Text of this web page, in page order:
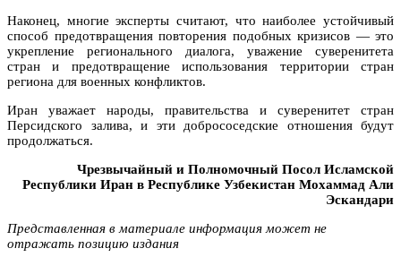
Наконец, многие эксперты считают, что наиболее устойчивый
способ предотвращения повторения подобных кризисов — это
укрепление регионального диалога, уважение суверенитета
стран и предотвращение использования территории стран
региона для военных конфликтов.
Иран уважает народы, правительства и суверенитет стран
Персидского залива, и эти добрососедские отношения будут
продолжаться.
Чрезвычайный и Полномочный Посол Исламской
Республики Иран в Республике Узбекистан Мохаммад Али
Эскандари
Представленная в материале информация может не
отражать позицию издания